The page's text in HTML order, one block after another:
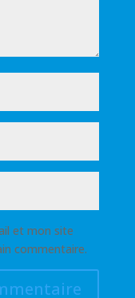
et mon site
commentaire.